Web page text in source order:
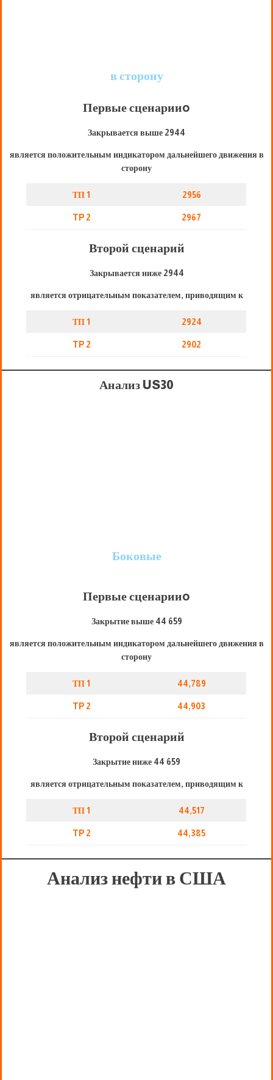
в сторону
Первые сценарииo
Закрывается выше 2944
является положительным индикатором дальнейшего движения в
сторону
ТП 1 2956
TP 2 2967
Второй сценарий
Закрывается ниже 2944
является отрицательным показателем, приводящим к
ТП 1 2924
TP 2 2902
Анализ US30
Боковые
Первые сценарииo
Закрытие выше 44 659
является положительным индикатором дальнейшего движения в
сторону
ТП 1 44,789
TP 2 44,903
Второй сценарий
Закрытие ниже 44 659
является отрицательным показателем, приводящим к
ТП 1 44,517
TP 2 44,385
Анализ нефти в США